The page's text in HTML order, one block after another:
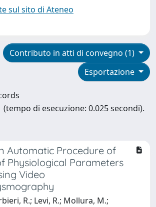
sul sito di Ateneo
Contributo in atti di convegno (1)
Esportazione
(tempo di esecuzione: 0.025 secondi).
Automatic Procedure of
Physiological Parameters
Video
R.; Levi, R.; Mollura, M.;